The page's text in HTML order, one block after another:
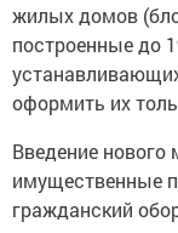
жилых домов
построенные до
оформить их
Введение
имущественные
гражданский